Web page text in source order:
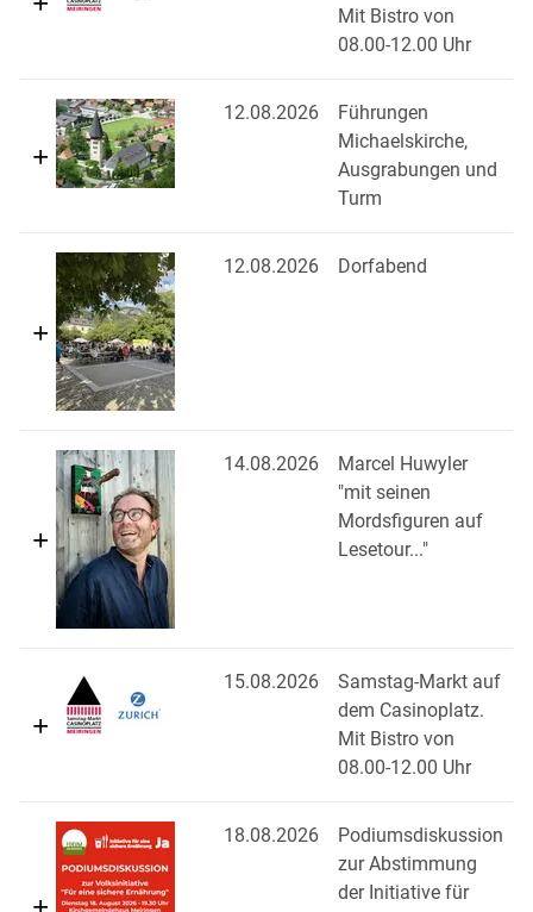
Mit Bistro von
08.00-12.00 Uhr
12.08.2026
Führungen
Michaelskirche,
Ausgrabungen und
Turm
12.08.2026 Dorfabend
14.08.2026
Marcel Huwyler
"mit seinen
Mordsfiguren auf
Lesetour..."
15.08.2026
Samstag-Markt auf
dem Casinoplatz.
Mit Bistro von
08.00-12.00 Uhr
18.08.2026
Podiumsdiskussion
zur Abstimmung
der Initiative für